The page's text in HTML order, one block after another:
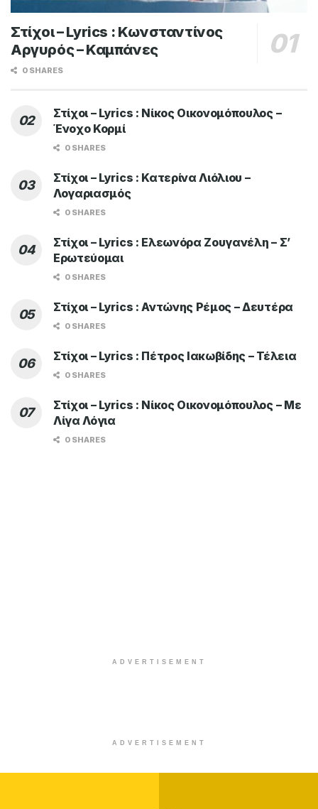
Στίχοι – Lyrics : Κωνσταντίνος
Αργυρός – Καμπάνες
0 SHARES
Στίχοι – Lyrics : Νίκος Οικονομόπουλος –
Ένοχο Κορμί
0 SHARES
Στίχοι – Lyrics : Κατερίνα Λιόλιου –
Λογαριασμός
0 SHARES
Στίχοι – Lyrics : Ελεωνόρα Ζουγανέλη – Σ’
Ερωτεύομαι
0 SHARES
Στίχοι – Lyrics : Αντώνης Ρέμος – Δευτέρα
0 SHARES
Στίχοι – Lyrics : Πέτρος Ιακωβίδης – Τέλεια
0 SHARES
Στίχοι – Lyrics : Νίκος Οικονομόπουλος – Με
Λίγα Λόγια
0 SHARES
ADVERTISEMENT
ADVERTISEMENT